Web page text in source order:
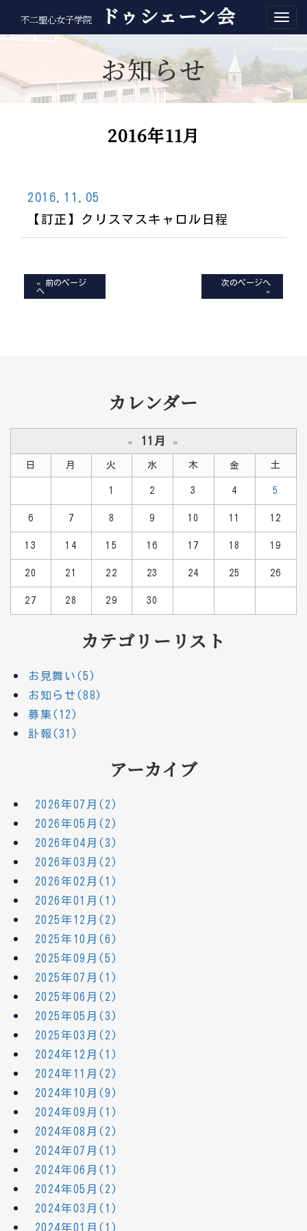
不二聖心女子学院 ドゥシェーン会
お知らせ
2016年11月
2016.11.05
【訂正】クリスマスキャロル日程
« 前のページ
へ
次のページへ
»
カレンダー
« 11月 »
日 月 火 水 木 金 土
1 2 3 4 5
6 7 8 9 10 11 12
13 14 15 16 17 18 19
20 21 22 23 24 25 26
27 28 29 30
カテゴリーリスト
お見舞い(5)
お知らせ(88)
募集(12)
訃報(31)
アーカイブ
2026年07月(2)
2026年05月(2)
2026年04月(3)
2026年03月(2)
2026年02月(1)
2026年01月(1)
2025年12月(2)
2025年10月(6)
2025年09月(5)
2025年07月(1)
2025年06月(2)
2025年05月(3)
2025年03月(2)
2024年12月(1)
2024年11月(2)
2024年10月(9)
2024年09月(1)
2024年08月(2)
2024年07月(1)
2024年06月(1)
2024年05月(2)
2024年03月(1)
2024年01月(1)